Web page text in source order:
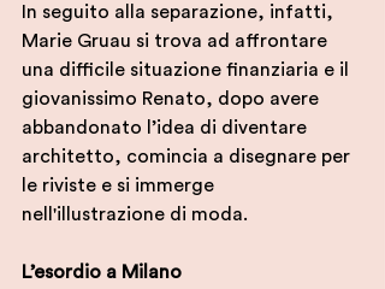
In seguito alla separazione, infatti,
Marie Gruau si trova ad affrontare
una difficile situazione finanziaria e il
giovanissimo Renato, dopo avere
abbandonato l’idea di diventare
architetto, comincia a disegnare per
le riviste e si immerge
nell'illustrazione di moda.
L’esordio a Milano